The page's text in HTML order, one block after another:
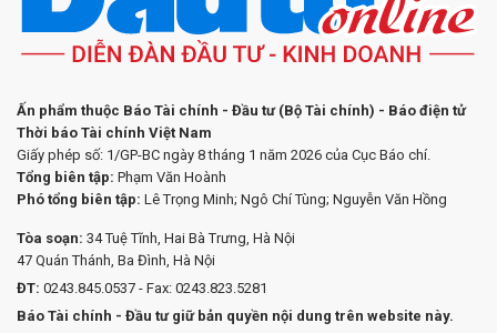
Ấn phẩm thuộc Báo Tài chính - Đầu tư (Bộ Tài chính) - Báo điện tử
Thời báo Tài chính Việt Nam
Giấy phép số: 1/GP-BC ngày 8 tháng 1 năm 2026 của Cục Báo chí.
Tổng biên tập: Phạm Văn Hoành
Phó tổng biên tập: Lê Trọng Minh; Ngô Chí Tùng; Nguyễn Văn Hồng
Tòa soạn: 34 Tuệ Tĩnh, Hai Bà Trưng, Hà Nội
47 Quán Thánh, Ba Đình, Hà Nội
ĐT: 0243.845.0537 - Fax: 0243.823.5281
Báo Tài chính - Đầu tư giữ bản quyền nội dung trên website này.